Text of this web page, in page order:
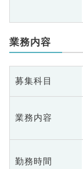
業務内容
募集科目
業務内容
勤務時間